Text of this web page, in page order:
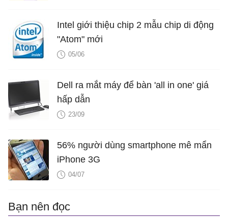
Intel giới thiệu chip 2 mẫu chip di động
"Atom" mới
05/06
Dell ra mắt máy để bàn 'all in one' giá
hấp dẫn
23/09
56% người dùng smartphone mê mẩn
iPhone 3G
04/07
Bạn nên đọc